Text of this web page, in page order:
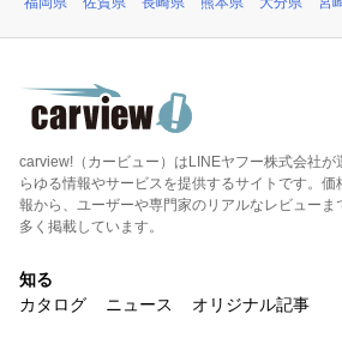
carview!（カービュー）はLINEヤフー株式会社が
らゆる情報やサービスを提供するサイトです。
報から、ユーザーや専門家のリアルなレビューま
多く掲載しています。
知る
カタログ
ニュース オリジナル記事